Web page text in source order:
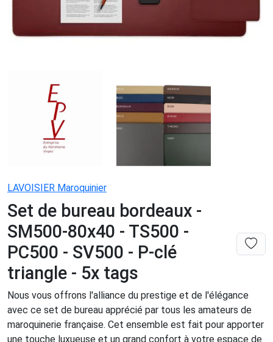
LAVOISIER Maroquinier
Set de bureau bordeaux -
SM500-80x40 - TS500 -
PC500 - SV500 - P-clé
triangle - 5x tags
Nous vous offrons l'alliance du prestige et de l'élégance
avec ce set de bureau apprécié par tous les amateurs de
maroquinerie française. Cet ensemble est fait pour apporter
une touche luxueuse et un grand confort à votre espace de